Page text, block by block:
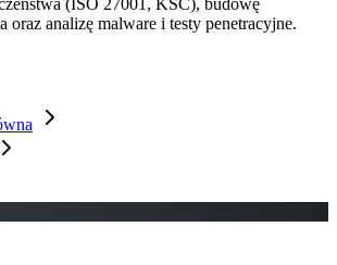
oraz analizę malware i testy penetracyjne.